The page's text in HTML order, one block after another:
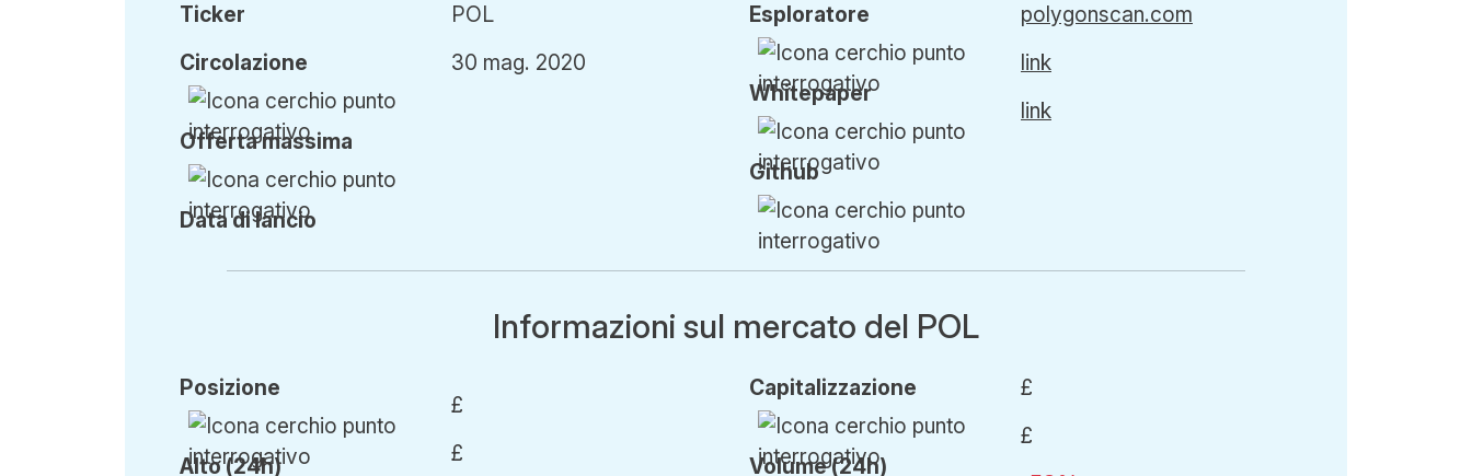
Ticker
Circolazione
Offertamassima
Data di lancio
POL
30 mag. 2020
Esploratore
Whitepaper
Github
polygonscan.com
link
link
Informazioni sul mercato del POL
Posizione
Alto (24h)
£
£
Capitalizzazione
Volume (24h)
£
£